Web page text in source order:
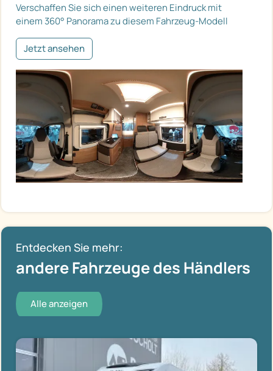
Verschaffen Sie sich einen weiteren Eindruck mit
einem 360° Panorama zu diesem Fahrzeug-Modell
Jetzt ansehen
Entdecken Sie mehr:
andere Fahrzeuge des Händlers
Alle anzeigen